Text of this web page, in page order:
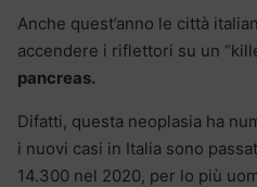
Anche quest’anno le città
accendere i riflettori su un
pancreas.
Difatti, questa neoplasia ha
i nuovi casi in Italia sono
14.300 nel 2020, per lo più